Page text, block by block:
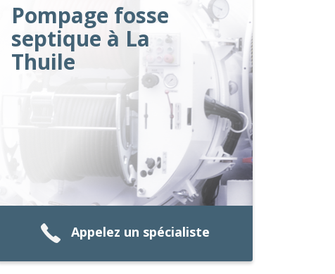
Pompage fosse
septique à La
Thuile
Appelez un spécialiste